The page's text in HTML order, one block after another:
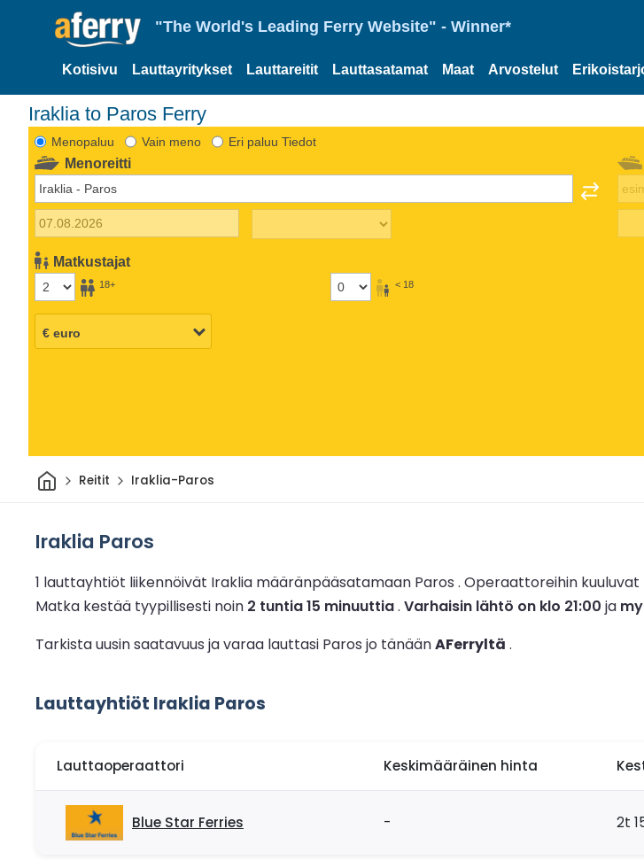
"The World's Leading Ferry Website" - Winner*
Kotisivu Lauttayritykset Lauttareitit Lauttasatamat Maat Arvostelut
Iraklia to Paros Ferry
Menopaluu Vain meno Eri paluu Tiedot
Menoreitti
Matkustajat
18+ < 18
KotiinReitit Iraklia-Paros
Iraklia Paros
1 lauttayhtiöt liikennöivät Iraklia määränpääsatamaan Paros . Operaattoreihin kuuluvat
Matka kestää tyypillisesti noin 2 tuntia 15 minuuttia. Varhaisin lähtö on klo 21:00 ja
Tarkista uusin saatavuus ja varaa lauttasi Paros jo tänäänAFerryltä .
Lauttayhtiöt Iraklia Paros
Lauttaoperaattori Keskimääräinen hinta
Blue Star Ferries - 2t